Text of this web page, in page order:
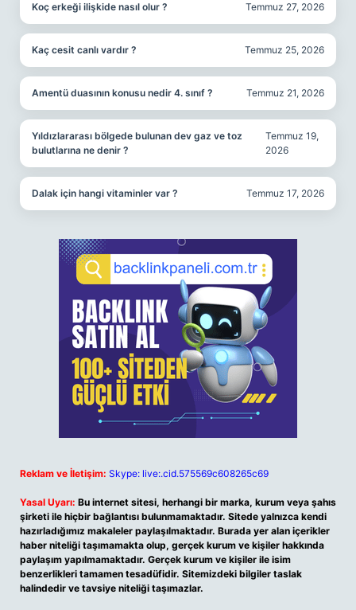
Koç erkeği ilişkide nasıl olur ? Temmuz 27, 2026
Kaç cesit canlı vardır ? Temmuz 25, 2026
Amentü duasının konusu nedir 4. sınıf ? Temmuz 21, 2026
Yıldızlararası bölgede bulunan dev gaz ve toz
bulutlarına ne denir ?
Temmuz 19,
2026
Dalak için hangi vitaminler var ? Temmuz 17, 2026
Reklam ve İletişim: Skype: live:.cid.575569c608265c69
Yasal Uyarı: Bu internet sitesi, herhangi bir marka, kurum veya şahıs
şirketi ile hiçbir bağlantısı bulunmamaktadır. Sitede yalnızca kendi
hazırladığımız makaleler paylaşılmaktadır. Burada yer alan içerikler
haber niteliği taşımamakta olup, gerçek kurum ve kişiler hakkında
paylaşım yapılmamaktadır. Gerçek kurum ve kişiler ile isim
benzerlikleri tamamen tesadüfidir. Sitemizdeki bilgiler taslak
halindedir ve tavsiye niteliği taşımazlar.